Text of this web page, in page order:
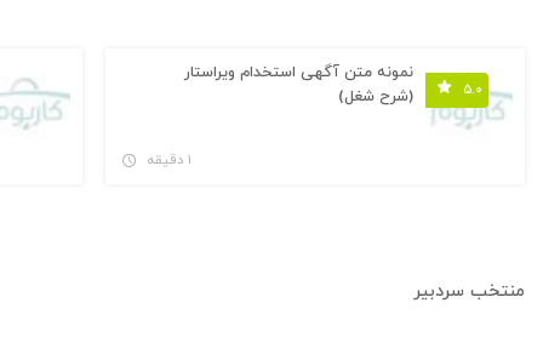
۵.۰
نمونه متن آگهی استخدام ویراستار
(شرح شغل)
۱ دقیقه
منتخب سردبیر